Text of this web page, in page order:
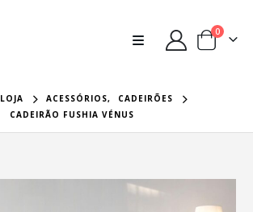
0
LOJA ACESSÓRIOS,
CADEIRÕES
CADEIRÃO FUSHIA VÉNUS